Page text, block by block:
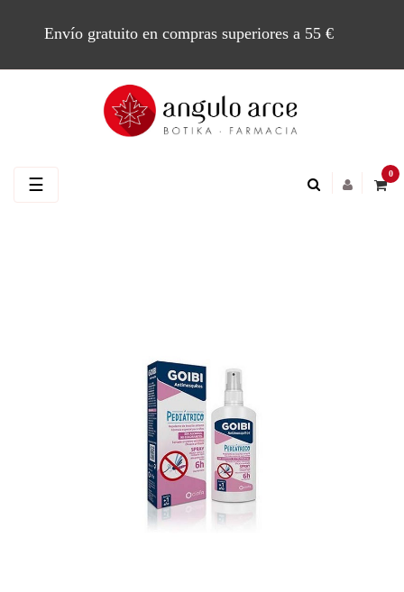
Envío gratuito en compras superiores a 55 €
0
Navegación
☰